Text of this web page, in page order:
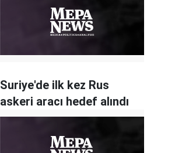
Suriye'de ilk kez Rus
askeri aracı hedef alındı